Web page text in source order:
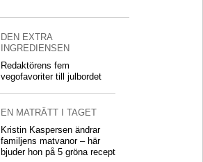
DEN EXTRA
INGREDIENSEN
Redaktörens fem
vegofavoriter till julbordet
EN MATRÄTT I TAGET
Kristin Kaspersen ändrar
familjens matvanor – här
bjuder hon på 5 gröna recept